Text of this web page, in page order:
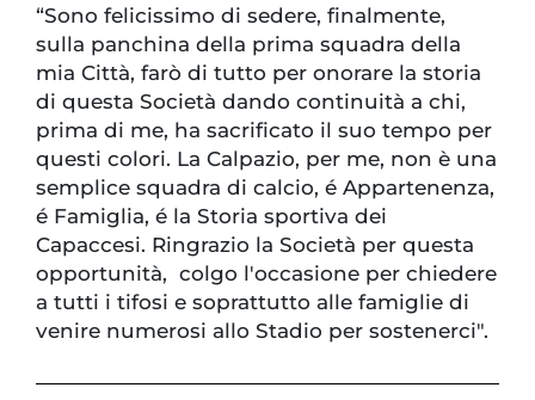
“Sono felicissimo di sedere, finalmente,
sulla panchina della prima squadra della
mia Città, farò di tutto per onorare la storia
di questa Società dando continuità a chi,
prima di me, ha sacrificato il suo tempo per
questi colori. La Calpazio, per me, non è una
semplice squadra di calcio, é Appartenenza,
é Famiglia, é la Storia sportiva dei
Capaccesi. Ringrazio la Società per questa
opportunità, colgo l'occasione per chiedere
a tutti i tifosi e soprattutto alle famiglie di
venire numerosi allo Stadio per sostenerci".